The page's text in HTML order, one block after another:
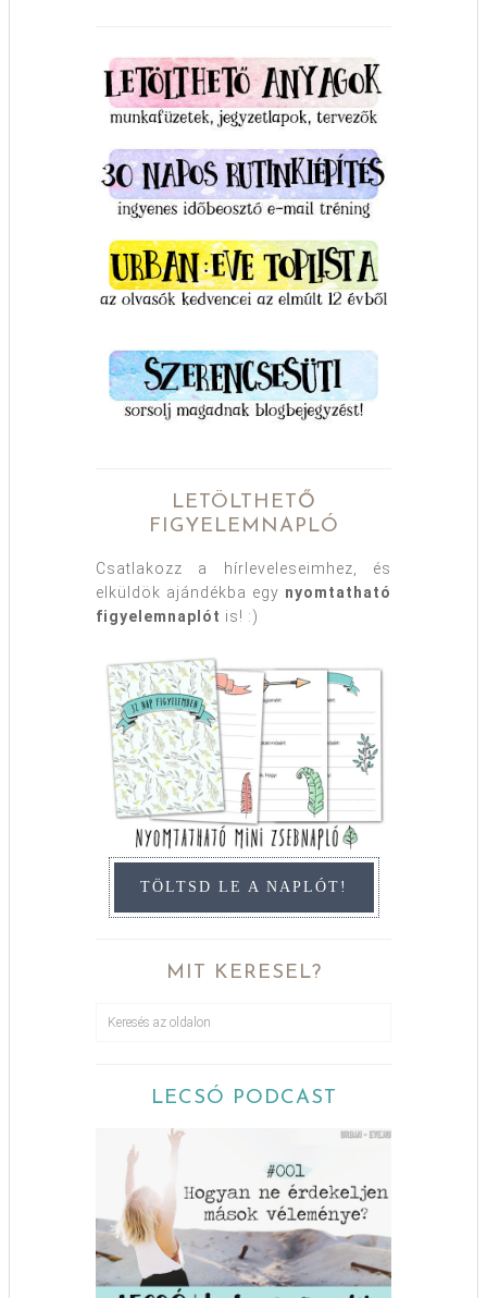
LETÖLTHETŐ
FIGYELEMNAPLÓ
Csatlakozz a hírleveleseimhez, és
elküldök ajándékba egy nyomtatható
figyelemnaplót is! :)
TÖLTSD LE A NAPLÓT!
MIT KERESEL?
LECSÓ PODCAST